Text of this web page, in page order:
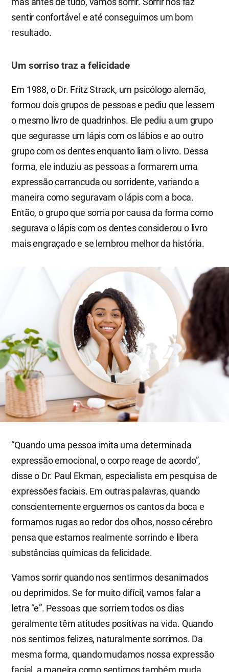
sentir confortável e até conseguimos um bom
resultado.
Um sorriso traz a felicidade
Em 1988, o Dr. Fritz Strack, um psicólogo alemão,
formou dois grupos de pessoas e pediu que lessem
o mesmo livro de quadrinhos. Ele pediu a um grupo
que segurasse um lápis com os lábios e ao outro
grupo com os dentes enquanto liam o livro. Dessa
forma, ele induziu as pessoas a formarem uma
expressão carrancuda ou sorridente, variando a
maneira como seguravam o lápis com a boca.
Então, o grupo que sorria por causa da forma como
segurava o lápis com os dentes considerou o livro
mais engraçado e se lembrou melhor da história.
“Quando uma pessoa imita uma determinada
expressão emocional, o corpo reage de acordo”,
disse o Dr. Paul Ekman, especialista em pesquisa de
expressões faciais. Em outras palavras, quando
conscientemente erguemos os cantos da boca e
formamos rugas ao redor dos olhos, nosso cérebro
pensa que estamos realmente sorrindo e libera
substâncias químicas da felicidade.
Vamos sorrir quando nos sentirmos desanimados
ou deprimidos. Se for muito difícil, vamos falar a
letra “e”. Pessoas que sorriem todos os dias
geralmente têm atitudes positivas na vida. Quando
nos sentimos felizes, naturalmente sorrimos. Da
mesma forma, quando mudamos nossa expressão
facial, a maneira como sentimos também muda.